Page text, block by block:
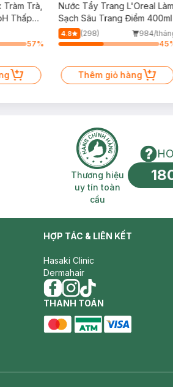
Trà,
Thấp
57%
Nước Tẩy Trang L'Oreal Làm
Sạch Sâu Trang Điểm 400ml
4.8 (298)
984/
45
Thêm giỏ hàng
trả miễn phí Thương hiệu uy
Thương hiệu
uy tín toàn
cầu
HỢP TÁC & LIÊN KẾT
Hasaki Clinic
Dermahair
facebook
instagram
tiktok
THANH TOÁN